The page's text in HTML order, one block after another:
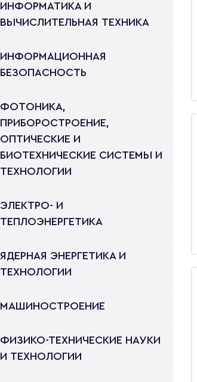
ИНФОРМАТИКА И
ВЫЧИСЛИТЕЛЬНАЯ ТЕХНИКА
ИНФОРМАЦИОННАЯ
БЕЗОПАСНОСТЬ
ФОТОНИКА,
ПРИБОРОСТРОЕНИЕ,
ОПТИЧЕСКИЕ И
БИОТЕХНИЧЕСКИЕ СИСТЕМЫ И
ТЕХНОЛОГИИ
ЭЛЕКТРО- И
ТЕПЛОЭНЕРГЕТИКА
ЯДЕРНАЯ ЭНЕРГЕТИКА И
ТЕХНОЛОГИИ
МАШИНОСТРОЕНИЕ
ФИЗИКО-ТЕХНИЧЕСКИЕ НАУКИ
И ТЕХНОЛОГИИ